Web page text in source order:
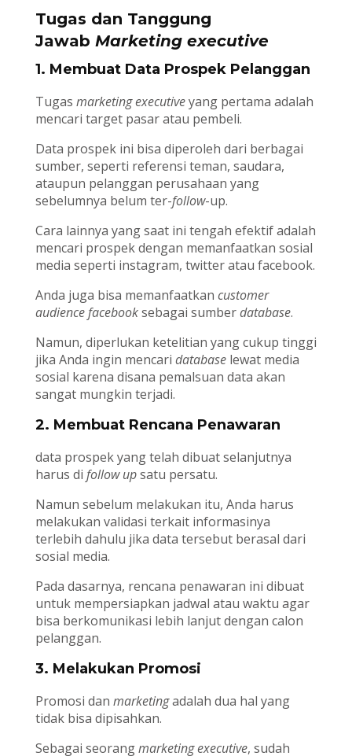
Tugas dan Tanggung
Jawab Marketing executive
1. Membuat Data Prospek Pelanggan
Tugas marketing executiveyang pertama adalah
mencari target pasar atau pembeli.
Data prospek ini bisa diperoleh dari berbagai
sumber, seperti referensi teman, saudara,
ataupun pelanggan perusahaan yang
sebelumnya belum ter-follow-up.
Cara lainnya yang saat ini tengah efektif adalah
mencari prospek dengan memanfaatkan sosial
media seperti instagram, twitter atau facebook.
Anda juga bisa memanfaatkan customer
audience facebooksebagai sumberdatabase.
Namun, diperlukan ketelitian yang cukup tinggi
jika Anda ingin mencari databaselewat media
sosial karena disana pemalsuan data akan
sangat mungkin terjadi.
2. Membuat Rencana Penawaran
data prospek yang telah dibuat selanjutnya
harus di follow upsatu persatu.
Namun sebelum melakukan itu, Anda harus
melakukan validasi terkait informasinya
terlebih dahulu jika data tersebut berasal dari
sosial media.
Pada dasarnya, rencana penawaran ini dibuat
untuk mempersiapkan jadwal atau waktu agar
bisa berkomunikasi lebih lanjut dengan calon
pelanggan.
3. Melakukan Promosi
Promosi dan marketingadalah dua hal yang
tidak bisa dipisahkan.
Sebagai seorangmarketing executive, sudah